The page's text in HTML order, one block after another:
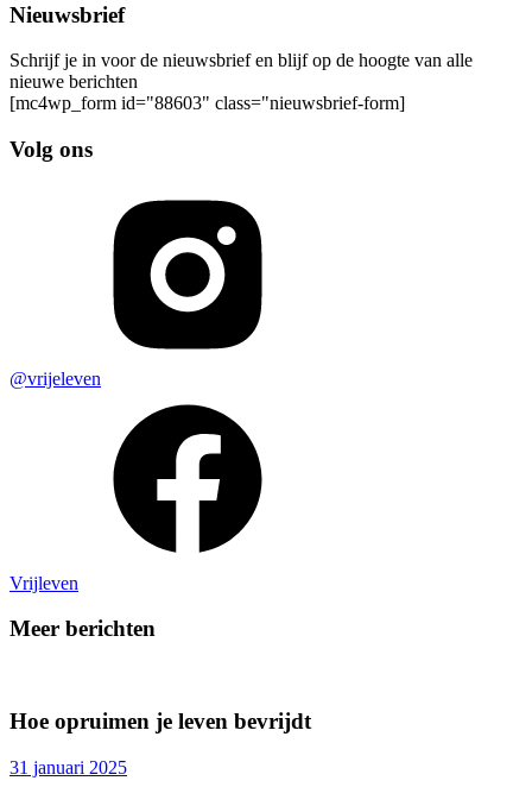
Nieuwsbrief
Schrijf je in voor de nieuwsbrief en blijf op de hoogte van alle
nieuwe berichten
[mc4wp_form id="88603" class="nieuwsbrief-form]
Volg ons
@vrijeleven
Vrijleven
Meer berichten
Hoe opruimen je leven bevrijdt
31 januari 2025